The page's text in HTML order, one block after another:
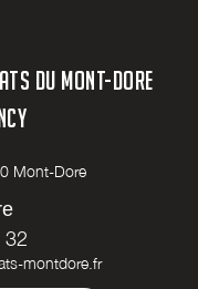
DU MONT-DORE
Mont-Dore
32
montdore.fr